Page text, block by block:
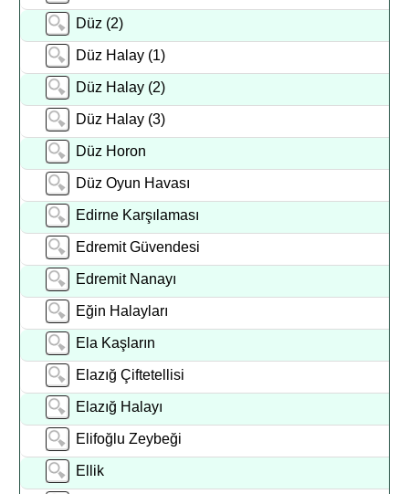
Düz (2)
Düz Halay (1)
Düz Halay (2)
Düz Halay (3)
Düz Horon
Düz Oyun Havası
Edirne Karşılaması
Edremit Güvendesi
Edremit Nanayı
Eğin Halayları
Ela Kaşların
Elazığ Çiftetellisi
Elazığ Halayı
Elifoğlu Zeybeği
Ellik